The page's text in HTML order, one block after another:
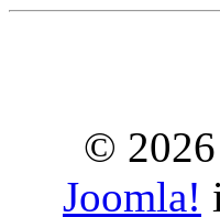
©
Joomla!